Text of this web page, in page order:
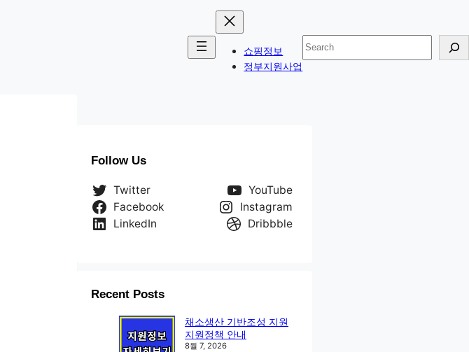
쇼핑정보
정부지원사업
검
색
Follow Us
Twitter
YouTube
Facebook
Instagram
LinkedIn
Dribbble
Recent Posts
채소생산 기반조성 지원
지원정책 안내
8월 7, 2026